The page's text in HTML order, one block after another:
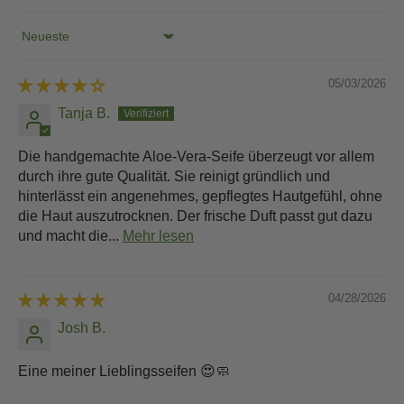
Sort by
05/03/2026
Tanja B.
Die handgemachte Aloe-Vera-Seife überzeugt vor allem
durch ihre gute Qualität. Sie reinigt gründlich und
hinterlässt ein angenehmes, gepflegtes Hautgefühl, ohne
die Haut auszutrocknen. Der frische Duft passt gut dazu
und macht die... Mehr lesen
04/28/2026
Josh B.
Eine meiner Lieblingsseifen 😍🧼